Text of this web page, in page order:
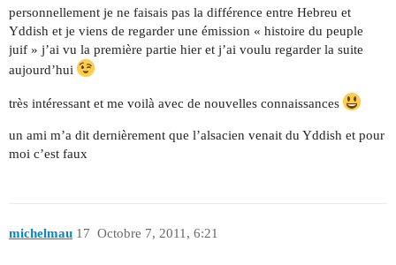
personnellement je ne faisais pas la différence entre Hebreu et
Yddish et je viens de regarder une émission « histoire du peuple
juif » j’ai vu la première partie hier et j’ai voulu regarder la suite
aujourd’hui
très intéressant et me voilà avec de nouvelles connaissances
un ami m’a dit dernièrement que l’alsacien venait du Yddish et pour
moi c’est faux
michelmau Octobre 7, 2011, 6:21
17